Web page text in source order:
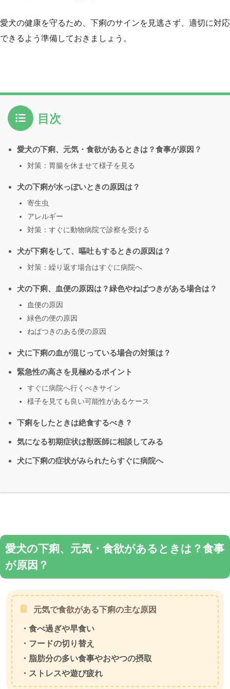
愛犬の健康を守るため、下痢のサインを見逃さず、適切に対応
できるよう準備しておきましょう。
目次
愛犬の下痢、元気・食欲があるときは？食事が原因？
対策：胃腸を休ませて様子を見る
犬の下痢が水っぽいときの原因は？
寄生虫
アレルギー
対策：すぐに動物病院で診察を受ける
犬が下痢をして、嘔吐もするときの原因は？
対策：繰り返す場合はすぐに病院へ
犬の下痢、血便の原因は？緑色やねばつきがある場合は？
血便の原因
緑色の便の原因
ねばつきのある便の原因
犬に下痢の血が混じっている場合の対策は？
緊急性の高さを見極めるポイント
すぐに病院へ行くべきサイン
様子を見ても良い可能性があるケース
下痢をしたときは絶食するべき？
気になる初期症状は獣医師に相談してみる
犬に下痢の症状がみられたらすぐに病院へ
愛犬の下痢、元気・食欲があるときは？食事
が原因？
元気で食欲がある下痢の主な原因
・食べ過ぎや早食い
・フードの切り替え
・脂肪分の多い食事やおやつの摂取
・ストレスや遊び疲れ